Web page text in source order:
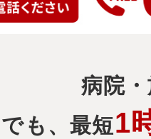
病院
でも、最短1